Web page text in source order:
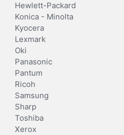
Hewlett-Packard
Konica - Minolta
Kyocera
Lexmark
Oki
Panasonic
Pantum
Ricoh
Samsung
Sharp
Toshiba
Xerox